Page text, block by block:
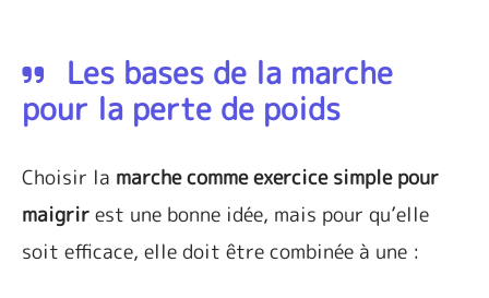
Les bases de la marche
pour la perte de poids
Choisir la marche comme exercice simple pour
maigrir est une bonne idée, mais pour qu’elle
soit efficace, elle doit être combinée à une :